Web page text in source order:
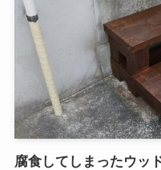
腐食してしまったウッ